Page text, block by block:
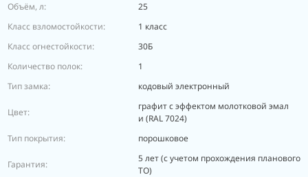
Объём, л:
25
Класс взломостойкости:
1 класс
Класс огнестойкости:
30Б
Количество полок:
1
Тип замка:
кодовый электронный
Цвет:
графит с эффектом молотковой эмал
и (RAL 7024)
Тип покрытия:
порошковое
Гарантия:
5 лет (с учетом прохождения планового
ТО)